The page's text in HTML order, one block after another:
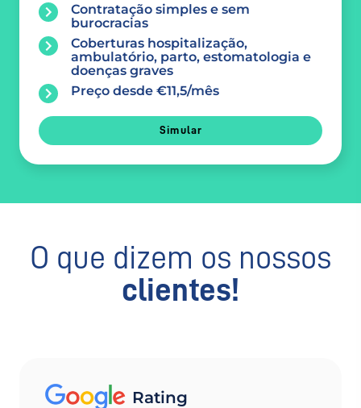
Contratação simples e sem
burocracias
Coberturas hospitalização,
ambulatório, parto, estomatologia e
doenças graves
Preço desde €11,5/mês
Simular
O que dizem os nossos
clientes!
Rating